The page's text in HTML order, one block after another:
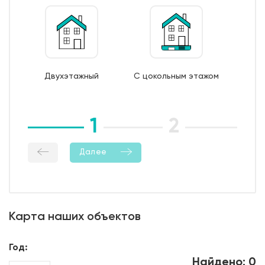
арматуры 6/8 AI);
7. Монтаж опалубки из обрезной доски;
влажностный режима);
Двухэтажный С цокольным этажом
1 2
Далее
Карта наших объектов
Год: